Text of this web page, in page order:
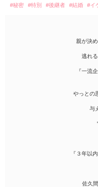
#秘密 #特別 #後継者 #結婚 #イ
親が決
逃れ
『一流
やっとの
与
『３年以
佐久